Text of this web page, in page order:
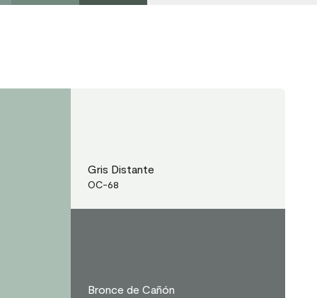
Gris Distante
OC-68
Bronce de Cañón